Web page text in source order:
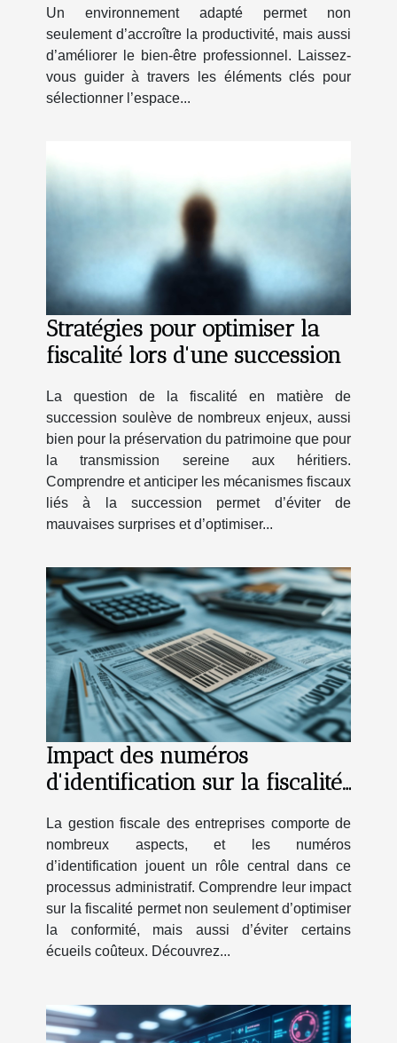
Un environnement adapté permet non
seulement d’accroître la productivité, mais aussi
d’améliorer le bien-être professionnel. Laissez-
vous guider à travers les éléments clés pour
sélectionner l’espace...
Stratégies pour optimiser la
fiscalité lors d'une succession
La question de la fiscalité en matière de
succession soulève de nombreux enjeux, aussi
bien pour la préservation du patrimoine que pour
la transmission sereine aux héritiers.
Comprendre et anticiper les mécanismes fiscaux
liés à la succession permet d’éviter de
mauvaises surprises et d’optimiser...
Impact des numéros
d'identification sur la fiscalité
La gestion fiscale des entreprises comporte de
nombreux aspects, et les numéros
d’identification jouent un rôle central dans ce
processus administratif. Comprendre leur impact
sur la fiscalité permet non seulement d’optimiser
la conformité, mais aussi d’éviter certains
écueils coûteux. Découvrez...